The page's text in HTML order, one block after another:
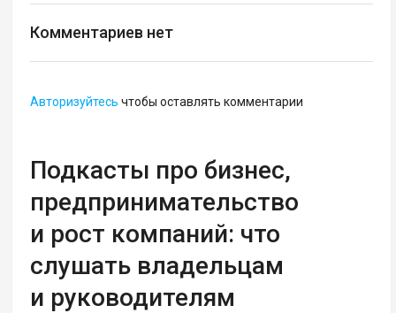
Комментариев нет
Авторизуйтесь чтобы оставлять комментарии
Подкасты про бизнес,
предпринимательство
и рост компаний: что
слушать владельцам
и руководителям